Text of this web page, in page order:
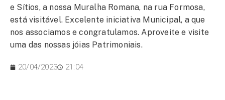
e Sítios, a nossa Muralha Romana, na rua Formosa,
está visitável. Excelente iniciativa Municipal, a que
nos associamos e congratulamos. Aproveite e visite
uma das nossas jóias Patrimoniais.
20/04/2023 21:04